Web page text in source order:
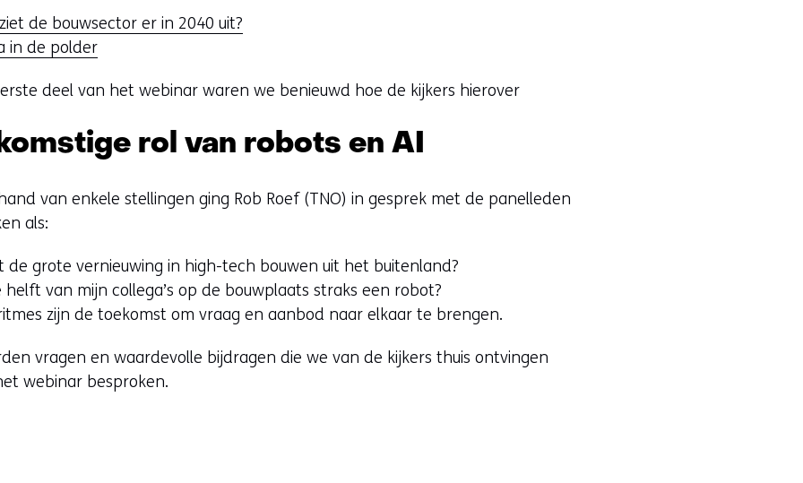
de bouwsector er in 2040 uit?
in de polder
deel van het webinar waren we benieuwd hoe de kijkers hierover
rol van robots en AI
van enkele stellingen ging Rob Roef (TNO) in gesprek met de panelleden
als:
de grote vernieuwing in high-tech bouwen uit het buitenland?
helft van mijn collega’s op de bouwplaats straks een robot?
zijn de toekomst om vraag en aanbod naar elkaar te brengen.
vragen en waardevolle bijdragen die we van de kijkers thuis ontvingen
webinar besproken.